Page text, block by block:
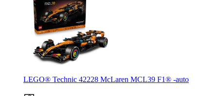
LEGO® Technic 42228 McLaren MCL39 F1® ‑auto